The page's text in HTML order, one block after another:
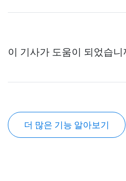
이 기사가 도움이 되었습니
더 많은 기능 알아보기